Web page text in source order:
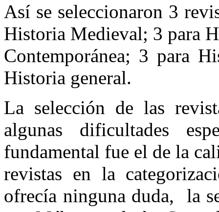
Así se seleccionaron 3
Historia Medieval; 3 para
Contemporánea; 3 para
Historia general.
La selección de las
algunas dificultades
fundamental fue el de la
revistas en la
ofrecía ninguna duda, la